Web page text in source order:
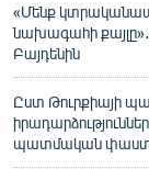
«Մենք
նախագահի
Բայդենին
Ըստ Թուրքիայի
պատմական